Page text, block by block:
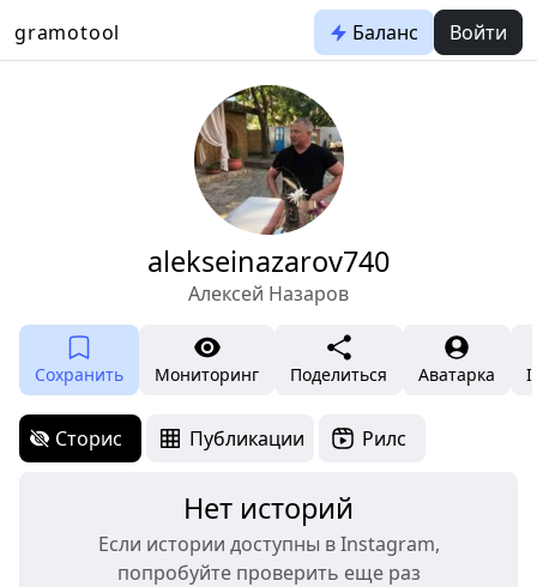
gramotool Баланс Войти
alekseinazarov740
Алексей Назаров
Сохранить Мониторинг Поделиться Аватарка
Сторис Публикации Рилс
Нет историй
Если истории доступны в Instagram,
попробуйте проверить еще раз